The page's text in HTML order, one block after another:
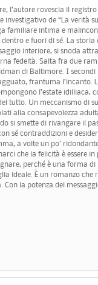
l’autore rovescia il registro
investigativo de “La verità
familiare intima e
e fuori di sé. La
interiore, si snoda
fedeltà. Salta fra due
di Baltimore. I secondi
frantuma l’incanto.
l’estate idilliaca,
tutto. Un meccanismo di
alla consapevolezza
si smette di rivangare il
sé contraddizioni e
a volte un po'
che la felicità è essere
perché è una forma
ideale. È un romanzo che
Con la potenza del